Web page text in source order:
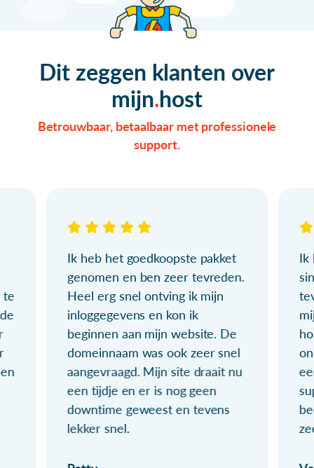
Dit zeggen klanten over
mijn host
Betrouwbaar, betaalbaar met professionele
support.
te
Ik heb het goedkoopste pakket
genomen en ben zeer tevreden.
Heel erg snel ontving ik mijn
inloggegevens en kon ik
beginnen aan mijn website. De
domeinnaam was ook zeer snel
aangevraagd. Mijn site draait nu
een tijdje en er is nog geen
downtime geweest en tevens
lekker snel.
Ik